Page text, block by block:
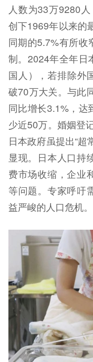
人数为33万9280
创下1969年以来的
同期的5.7%有所收
制。2024年全年日
国人），若排除外
破70万大关。与此
同比增长3.1%，达
少近50万。婚姻登
日本政府虽提出“超
显现。日本人口持
费市场收缩，企业
等问题。专家呼吁
益严峻的人口危